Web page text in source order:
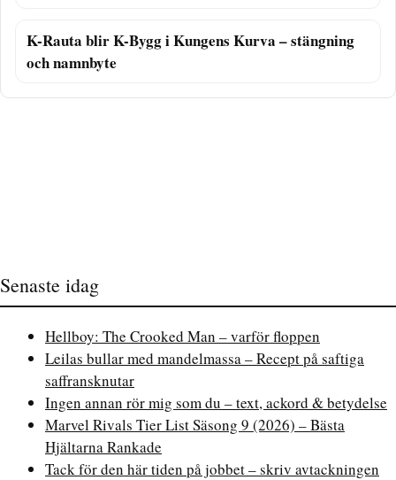
K-Rauta blir K-Bygg i Kungens Kurva – stängning
och namnbyte
Senaste idag
Hellboy: The Crooked Man – varför floppen
Leilas bullar med mandelmassa – Recept på saftiga
saffransknutar
Ingen annan rör mig som du – text, ackord & betydelse
Marvel Rivals Tier List Säsong 9 (2026) – Bästa
Hjältarna Rankade
Tack för den här tiden på jobbet – skriv avtackningen